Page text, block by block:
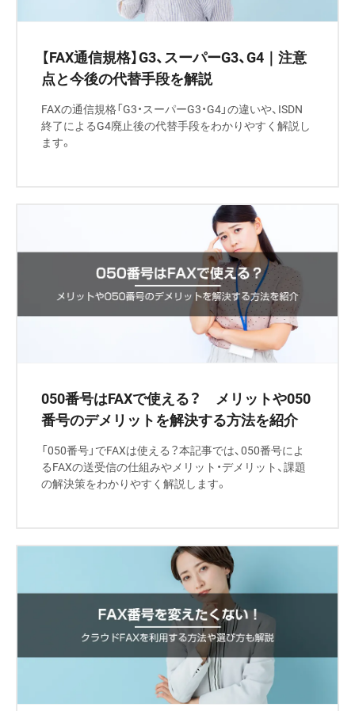
【FAX通信規格】G3、スーパーG3、G4｜注意
点と今後の代替手段を解説
FAXの通信規格「G3・スーパーG3・G4」の違いや、ISDN
終了によるG4廃止後の代替手段をわかりやすく解説し
ます。
050番号はFAXで使える？ メリットや050
番号のデメリットを解決する方法を紹介
「050番号」でFAXは使える？本記事では、050番号によ
るFAXの送受信の仕組みやメリット・デメリット、課題
の解決策をわかりやすく解説します。